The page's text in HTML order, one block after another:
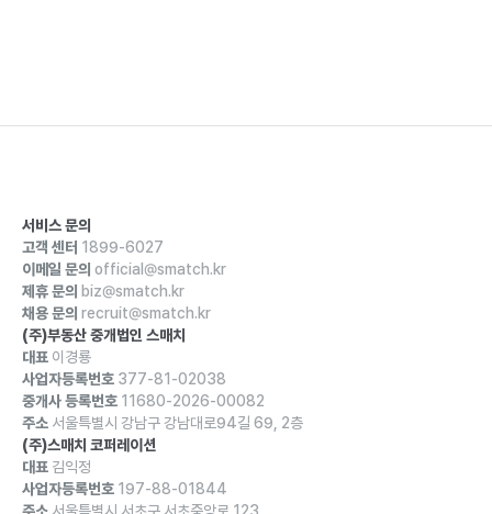
서비스 문의
고객 센터 1899-6027
이메일 문의 official@smatch.kr
제휴 문의 biz@smatch.kr
채용 문의 recruit@smatch.kr
(주)부동산 중개법인 스매치
대표 이경룡
사업자등록번호 377-81-02038
중개사 등록번호 11680-2026-00082
주소 서울특별시 강남구 강남대로94길 69, 2층
(주)스매치 코퍼레이션
대표 김익정
사업자등록번호 197-88-01844
주소 서울특별시 서초구 서초중앙로 123